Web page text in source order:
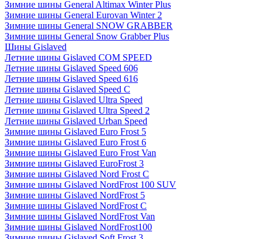
Зимние шины General Altimax Winter Plus
Зимние шины General Eurovan Winter 2
Зимние шины General SNOW GRABBER
Зимние шины General Snow Grabber Plus
Шины Gislaved
Летние шины Gislaved COM SPEED
Летние шины Gislaved Speed 606
Летние шины Gislaved Speed 616
Летние шины Gislaved Speed C
Летние шины Gislaved Ultra Speed
Летние шины Gislaved Ultra Speed 2
Летние шины Gislaved Urban Speed
Зимние шины Gislaved Euro Frost 5
Зимние шины Gislaved Euro Frost 6
Зимние шины Gislaved Euro Frost Van
Зимние шины Gislaved EuroFrost 3
Зимние шины Gislaved Nord Frost C
Зимние шины Gislaved NordFrost 100 SUV
Зимние шины Gislaved NordFrost 5
Зимние шины Gislaved NordFrost C
Зимние шины Gislaved NordFrost Van
Зимние шины Gislaved NordFrost100